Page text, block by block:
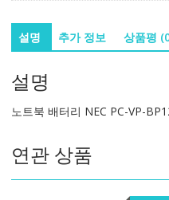
NEC
PC-
BP129
량
설명 추가 정보 상품평
설명
노트북 배터리 NEC PC-VP-
연관 상품